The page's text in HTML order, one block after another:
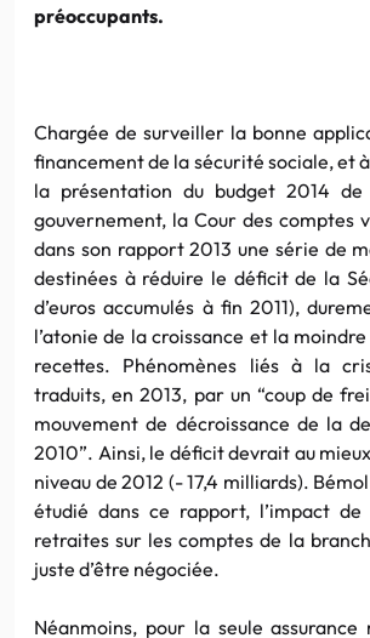
préoccupants.
Chargée de surveiller la bonne
financement de la sécurité sociale, et
la présentation du budget 2014
gouvernement, la Cour des comptes
dans son rapport 2013 une série de
destinées à réduire le déficit de la
d’euros accumulés à fin 2011),
l’atonie de la croissance et la
recettes. Phénomènes liés à la
traduits, en 2013, par un “coup de
mouvement de décroissance de la
2010”. Ainsi, le déficit devrait au
niveau de 2012 (- 17,4 milliards).
étudié dans ce rapport, l’impact
retraites sur les comptes de la
juste d’être négociée.
Néanmoins, pour la seule